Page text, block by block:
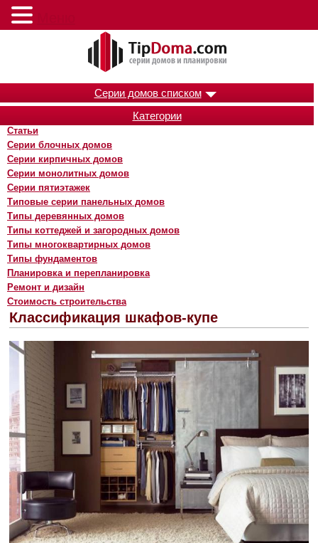
Серии домов списком
Категории
Статьи
Серии блочных домов
Серии кирпичных домов
Серии монолитных домов
Серии пятиэтажек
Типовые серии панельных домов
Типы деревянных домов
Типы коттеджей и загородных домов
Типы многоквартирных домов
Типы фундаментов
Планировка и перепланировка
Ремонт и дизайн
Стоимость строительства
Классификация шкафов-купе